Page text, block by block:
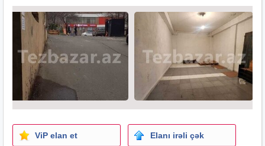
ViP elan et Elanı irəli çək